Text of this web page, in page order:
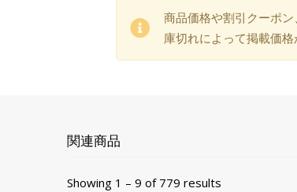
商品価格や割引クーポ
庫切れによって掲載価
関連商品
Showing 1 – 9 of 779 results